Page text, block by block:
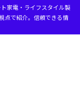
家電・ライフスタイル製
点で紹介。信頼できる情